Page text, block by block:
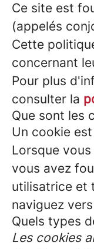
Ce site est
(appelés
Cette
concernant
Pour plus
consulter la
Que sont les
Un cookie
Lorsque
vous avez
utilisatrice et
naviguez
Quels types
Les cookies